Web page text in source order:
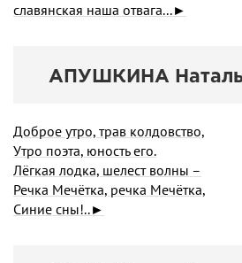
славянская наша отвага...►
АПУШКИНА
Доброе утро, трав колдовство,
Утро поэта, юность его.
Лёгкая лодка, шелест волны –
Речка Мечётка, речка Мечётка,
Синие сны!..►